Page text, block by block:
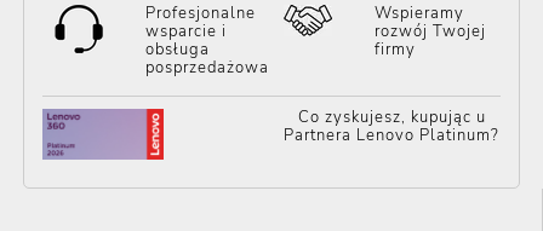
Profesjonalne
wsparcie i
obsługa
posprzedażowa
Wspieramy
rozwój Twojej
firmy
Co zyskujesz, kupując u
Partnera Lenovo Platinum?